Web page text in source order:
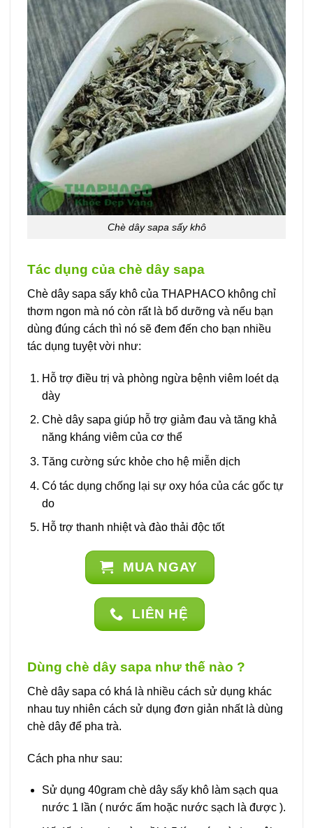
Chè dây sapa sấy khô
Tác dụng của chè dây sapa
Chè dây sapa sấy khô của THAPHACO không chỉ
thơm ngon mà nó còn rất là bổ dưỡng và nếu bạn
dùng đúng cách thì nó sẽ đem đến cho bạn nhiều
tác dụng tuyệt vời như:
Hỗ trợ điều trị và phòng ngừa bệnh viêm loét dạ
dày
Chè dây sapa giúp hỗ trợ giảm đau và tăng khả
năng kháng viêm của cơ thể
Tăng cường sức khỏe cho hệ miễn dịch
Có tác dụng chống lại sự oxy hóa của các gốc tự
do
Hỗ trợ thanh nhiệt và đào thải độc tốt
MUA NGAY
LIÊN HỆ
Dùng chè dây sapa như thế nào ?
Chè dây sapa có khá là nhiều cách sử dụng khác
nhau tuy nhiên cách sử dụng đơn giản nhất là dùng
chè dây để pha trà.
Cách pha như sau:
Sử dụng 40gram chè dây sấy khô làm sạch qua
nước 1 lần ( nước ấm hoặc nước sạch là được ).